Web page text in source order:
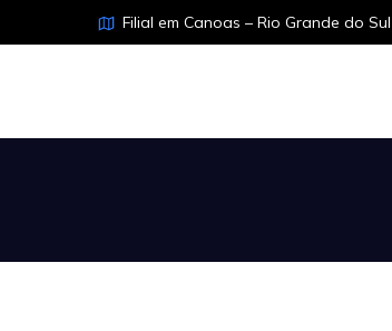
Filial em Canoas – Rio Grande do Sul